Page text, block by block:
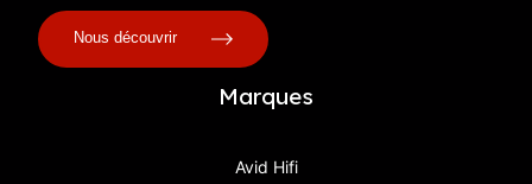
Nous découvrir
Marques
Avid Hifi